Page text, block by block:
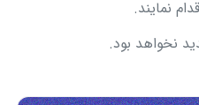
نخواهد بود.